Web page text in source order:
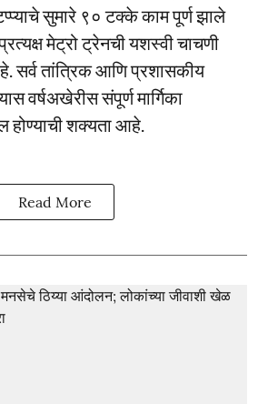
सुमारे ९० टक्के काम पूर्ण झाले
मेट्रो ट्रेनची यशस्वी चाचणी
तांत्रिक आणि प्रशासकीय
वर्षअखेरीस संपूर्ण मार्गिका
होण्याची शक्यता आहे.
Read More